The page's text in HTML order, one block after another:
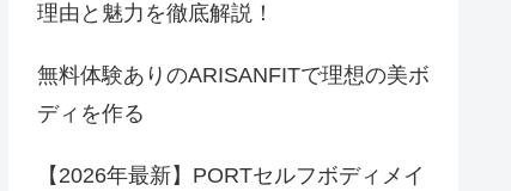
理由と魅力を徹底解説！
無料体験ありのARISANFITで理想の美ボ
ディを作る
【2026年最新】PORTセルフボディメイ